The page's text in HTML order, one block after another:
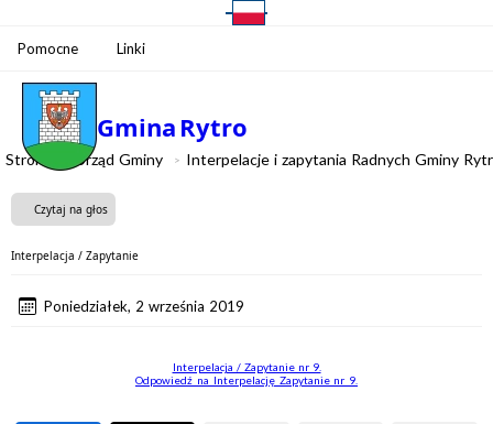
Pomocne Linki
Gmina Rytro
Strona Urząd Gminy Interpelacje i zapytania Radnych Gminy
Czytaj na głos
Interpelacja / Zapytanie
Poniedziałek, 2 września 2019
Interpelacja / Zapytanie nr 9.
Odpowiedź_na_Interpelację_Zapytanie nr_9.